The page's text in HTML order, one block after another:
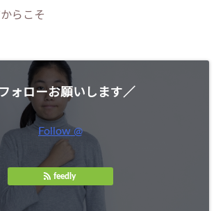
らこそ
ォローお願いします／
Follow @
feedly